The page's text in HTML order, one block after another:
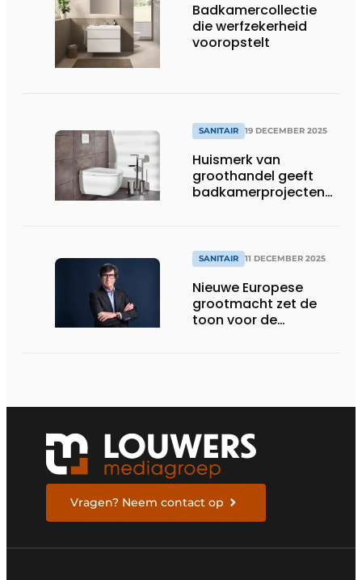
Badkamercollectie
die werfzekerheid
vooropstelt
SANITAIR 19 DECEMBER 2025
Huismerk van
groothandel geeft
badkamerprojecten
SANITAIR 11 DECEMBER 2025
Nieuwe Europese
grootmacht zet de
toon voor de
Vragen? Neem contact op